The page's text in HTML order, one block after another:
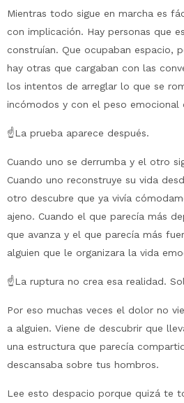
Mientras todo sigue en marcha es
con implicación. Hay personas que
construían. Que ocupaban espacio,
hay otras que cargaban con las
los intentos de arreglar lo que se
incómodos y con el peso emocional
☝️La prueba aparece después.
Cuando uno se derrumba y el otro
Cuando uno reconstruye su vida
otro descubre que ya vivía
ajeno. Cuando el que parecía más
que avanza y el que parecía más
alguien que le organizara la vida
☝️La ruptura no crea esa realidad.
Por eso muchas veces el dolor no
a alguien. Viene de descubrir que
una estructura que parecía
descansaba sobre tus hombros.
Lee esto despacio porque quizá te